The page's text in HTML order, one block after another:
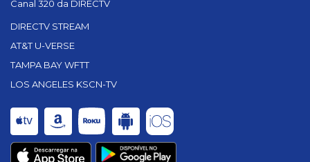
Canal 320 da DIRECTV
DIRECTV STREAM
AT&T U-VERSE
TAMPA BAY WFTT
LOS ANGELES KSCN-TV